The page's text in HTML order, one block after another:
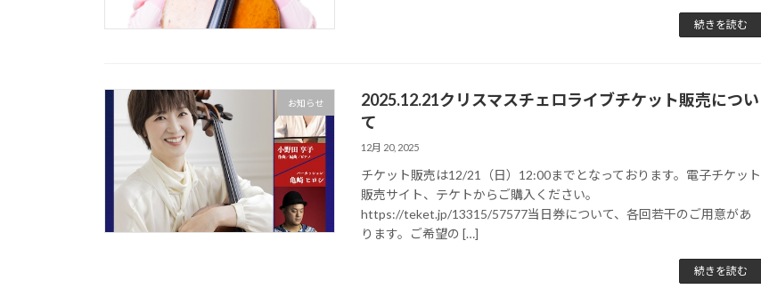
続きを読む
お知らせ
2025.12.21クリスマスチェロライブチケット販売につい
て
12月 20, 2025
チケット販売は12/21（日）12:00までとなっております。電子チケット
販売サイト、テケトからご購入ください。
https://teket.jp/13315/57577当日券について、各回若干のご用意があ
ります。ご希望の […]
続きを読む